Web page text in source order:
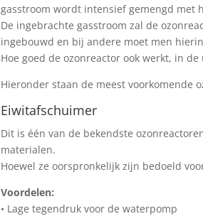
gasstroom wordt intensief gemengd met
De ingebrachte gasstroom zal de
ingebouwd en bij andere moet men
Hoe goed de ozonreactor ook werkt, in
Hieronder staan de meest voorkomende
Eiwitafschuimer
Dit is één van de bekendste
materialen.
Hoewel ze oorspronkelijk zijn bedoeld
Voordelen:
• Lage tegendruk voor de waterpomp